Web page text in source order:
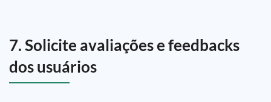
7. Solicite avaliações e feedbacks
dos usuários